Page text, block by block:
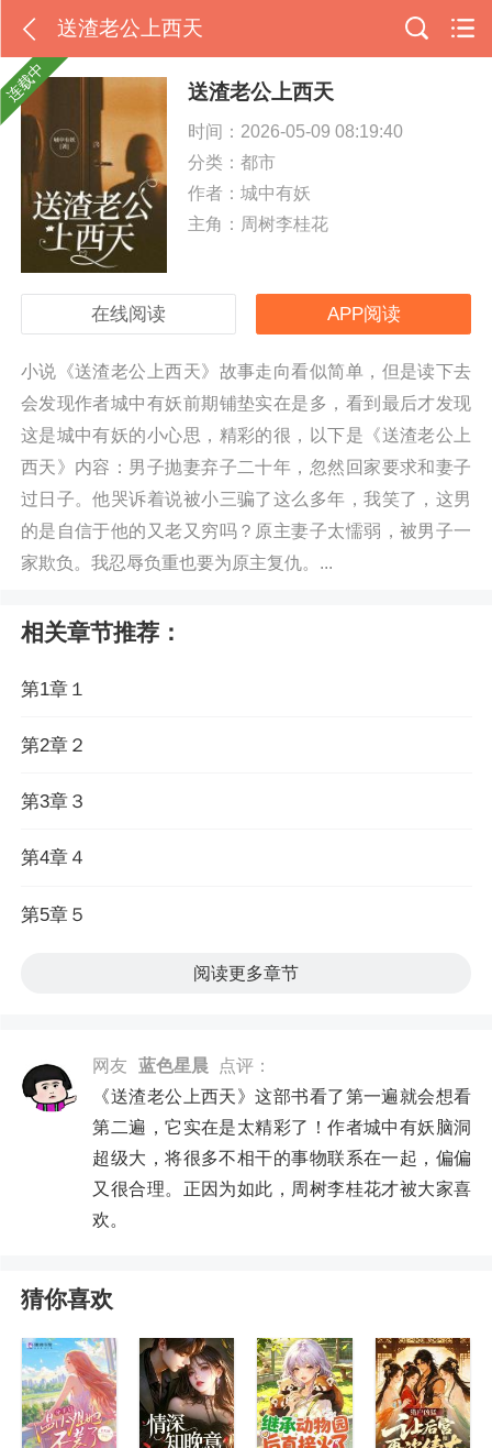
送渣老公上西天
连载中 送渣老公上西天
时间：2026-05-09 08:19:40
分类： 都市
作者：城中有妖
主角：周树李桂花
在线阅读 APP阅读
小说《送渣老公上西天》故事走向看似简单，但是读下去
会发现作者城中有妖前期铺垫实在是多，看到最后才发现
这是城中有妖的小心思，精彩的很，以下是《送渣老公上
西天》内容：男子抛妻弃子二十年，忽然回家要求和妻子
过日子。他哭诉着说被小三骗了这么多年，我笑了，这男
的是自信于他的又老又穷吗？原主妻子太懦弱，被男子一
家欺负。我忍辱负重也要为原主复仇。...
相关章节推荐：
第1章１
第2章２
第3章３
第4章４
第5章５
阅读更多章节
网友 蓝色星晨
点评：
《送渣老公上西天》这部书看了第一遍就会想看
第二遍，它实在是太精彩了！作者城中有妖脑洞
超级大，将很多不相干的事物联系在一起，偏偏
又很合理。正因为如此，周树李桂花才被大家喜
欢。
猜你喜欢